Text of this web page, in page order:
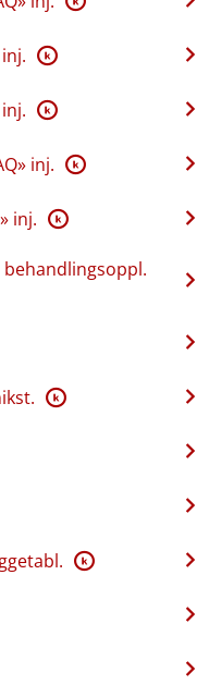
K
K
inj. K
inj. K
behandlingsoppl.
K
K